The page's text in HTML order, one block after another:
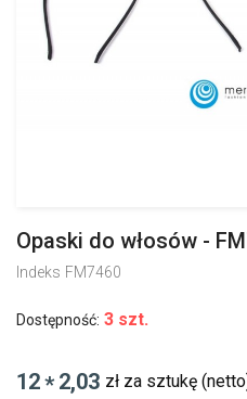
Opaski do włosów -
Indeks FM7460
Dostępność: 3 szt.
12* 2,03 zł za sztukę